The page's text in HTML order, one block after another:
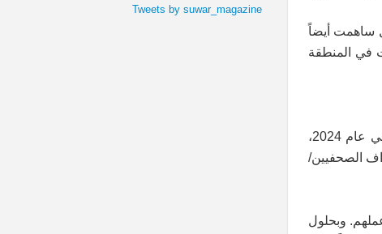
ساهمت أيضاً
في المنطقة
وفقًا للتقارير الصادرة عن منظمات حقوق الإنسان العالمية والمحلية، بقيت سوريا واحدة من أخطر الأماكن للعمل الصحفي في عام 2024،
الصحفيين/
أكثر من 181 صحفياً بسبب طبيعة عملهم. وبحلول
Tweets by suwar_magazine